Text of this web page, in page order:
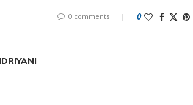
0 comments 0